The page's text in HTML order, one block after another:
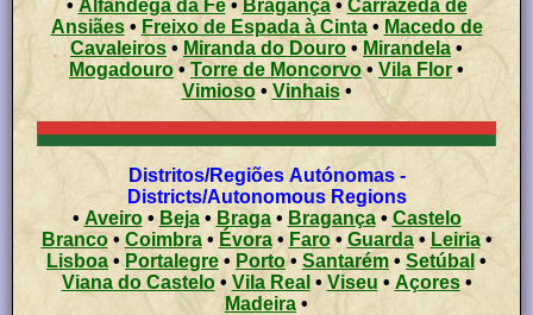
• Alfândega da Fé• Bragança• Carrazeda de
Ansiães• Freixo de Espada à Cinta• Macedo de
Cavaleiros •Miranda do Douro • Mirandela•
Mogadouro•Torre de Moncorvo •Vila Flor •
Vimioso• Vinhais•
Distritos/Regiões Autónomas -
Districts/Autonomous Regions
• Aveiro• Beja• Braga• Bragança• Castelo
Branco•Coimbra• Évora• Faro• Guarda•Leiria•
Lisboa • Portalegre • Porto• Santarém • Setúbal •
Viana do Castelo• Vila Real • Viseu • Açores •
Madeira •